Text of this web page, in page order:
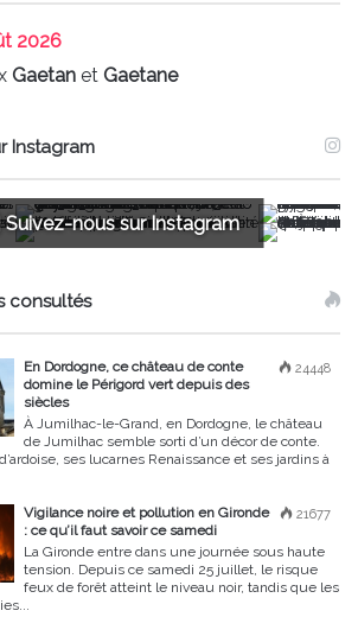
2026
Gaetan etGaetane
Instagram
Suivez-nous sur Instagram
consultés
24448
En Dordogne, ce château de conte
domine le Périgord vert depuis des
siècles
À Jumilhac-le-Grand, en Dordogne, le château
de Jumilhac semble sorti d’un décor de conte.
ses lucarnes Renaissance et ses jardins à
21677
Vigilance noire et pollution en Gironde
: ce qu’il faut savoir ce samedi
La Gironde entre dans une journée sous haute
tension. Depuis ce samedi 25 juillet, le risque
feux de forêt atteint le niveau noir, tandis que les